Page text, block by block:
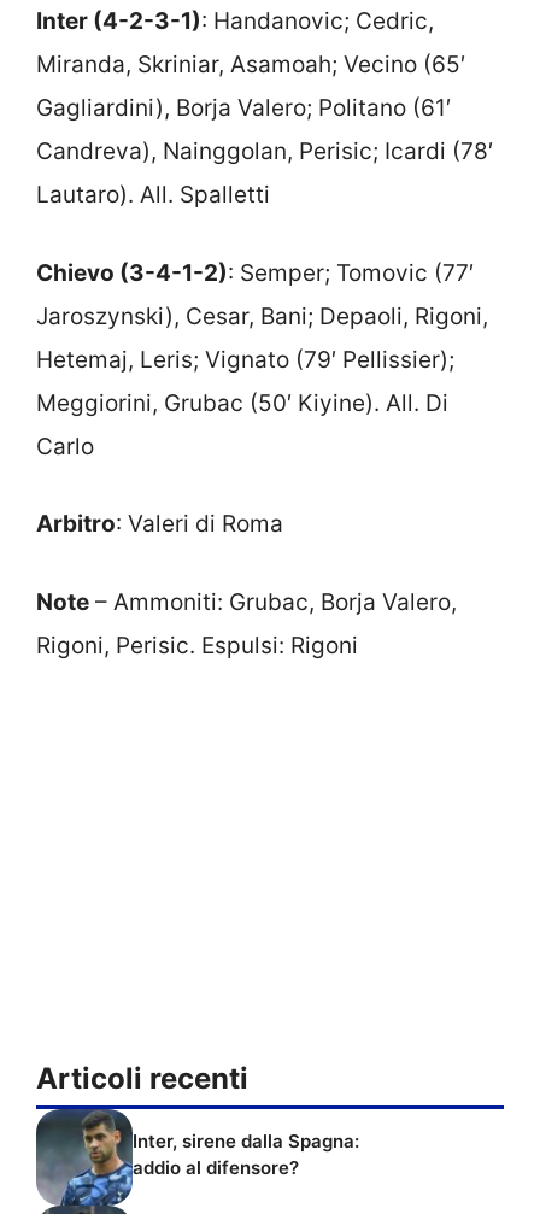
Inter (4-2-3-1): Handanovic; Cedric,
Miranda, Skriniar, Asamoah; Vecino (65′
Gagliardini), Borja Valero; Politano (61′
Candreva), Nainggolan, Perisic; Icardi (78′
Lautaro). All. Spalletti
Chievo (3-4-1-2): Semper; Tomovic (77′
Jaroszynski), Cesar, Bani; Depaoli, Rigoni,
Hetemaj, Leris; Vignato (79′ Pellissier);
Meggiorini, Grubac (50′ Kiyine). All. Di
Carlo
Arbitro: Valeri di Roma
Note – Ammoniti: Grubac, Borja Valero,
Rigoni, Perisic. Espulsi: Rigoni
Articoli recenti
Inter, sirene dalla Spagna:
addio al difensore?